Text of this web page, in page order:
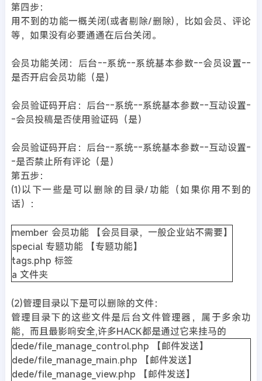
第四步：
用不到的功能一概关闭(或者剔除/删除)，比如会员、评论
等，如果没有必要通通在后台关闭。
会员功能关闭：后台--系统--系统基本参数--会员设置--
是否开启会员功能（是）
会员验证码开启：后台--系统--系统基本参数--互动设置-
-会员投稿是否使用验证码（是）
会员验证码开启：后台--系统--系统基本参数--互动设置-
-是否禁止所有评论（是）
第五步：
(1)以下一些是可以删除的目录/功能（如果你用不到的
话）：
member 会员功能 【会员目录，一般企业站不需要】
special 专题功能 【专题功能】
tags.php 标签
a 文件夹
(2)管理目录以下是可以删除的文件：
管理目录下的这些文件是后台文件管理器，属于多余功
能，而且最影响安全,许多HACK都是通过它来挂马的
dede/file_manage_control.php 【邮件发送】
dede/file_manage_main.php 【邮件发送】
dede/file_manage_view.php 【邮件发送】